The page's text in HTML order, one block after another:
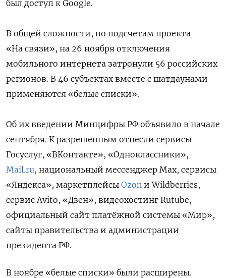
был доступ к Google.
В общей сложности, по подсчетам проекта
«На связи», на 26 ноября отключения
мобильного интернета затронули 56 российских
регионов. В 46 субъектах вместе с шатдаунами
применяются «белые списки».
Об их введении Минцифры РФ объявило в начале
сентября. К разрешенным отнесли сервисы
Госуслуг, «ВКонтакте», «Одноклассники»,
Mail.ru, национальный мессенджер Max, сервисы
«Яндекса», маркетплейсы Ozon и Wildberries,
сервис Avito, «Дзен», видеохостинг Rutube,
официальный сайт платёжной системы «Мир»,
сайты правительства и администрации
президента РФ.
В ноябре «белые списки» были расширены.